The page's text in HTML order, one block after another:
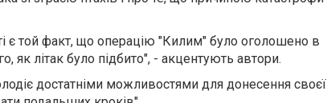
є той факт, що операцію "Килим" було оголошено в
як літак було підбито", - акцентують автори.
достатніми можливостями для донесення своєї